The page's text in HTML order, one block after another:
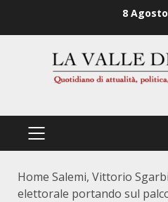
8
PRIMÄRES
Home Salemi, Vittorio
elettorale portando sul